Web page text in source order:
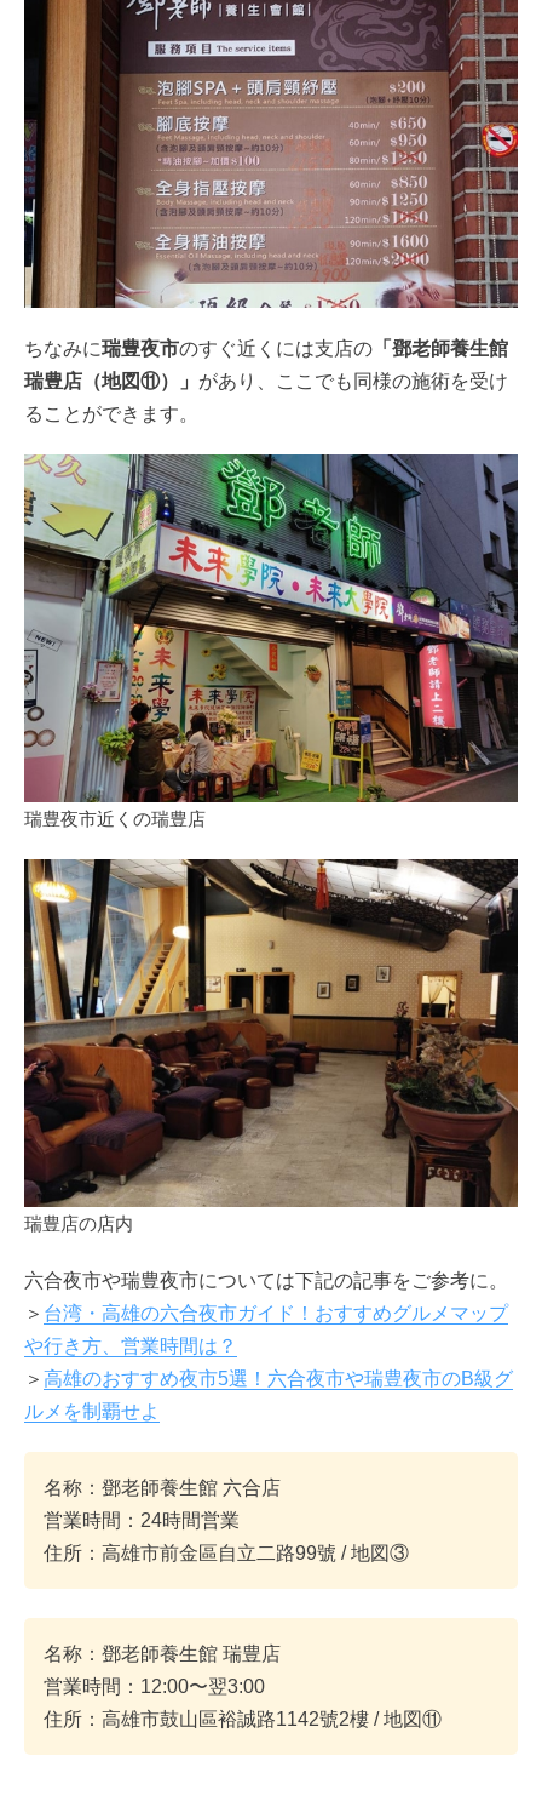
ちなみに瑞豊夜市のすぐ近くには支店の 「鄧老師養生館
瑞豊店（地図⑪）」 があり、ここでも同様の施術を受け
ることができます。
瑞豊夜市近くの瑞豊店
瑞豊店の店内
六合夜市や瑞豊夜市については下記の記事をご参考に。
＞ 台湾・高雄の六合夜市ガイド！おすすめグルメマップ
や行き方、営業時間は？
＞ 高雄のおすすめ夜市5選！六合夜市や瑞豊夜市のB級グ
ルメを制覇せよ
名称：鄧老師養生館 六合店
営業時間：24時間営業
住所：高雄市前金區自立二路99號 / 地図③
名称：鄧老師養生館 瑞豊店
営業時間：12:00〜翌3:00
住所：高雄市鼓山區裕誠路1142號2樓 / 地図⑪